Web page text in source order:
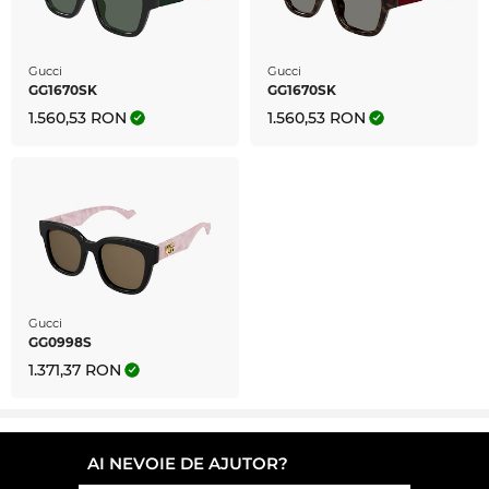
Gucci
GG1670SK
1.560,53 RON
Gucci
GG1670SK
1.560,53 RON
Gucci
GG0998S
1.371,37 RON
AI NEVOIE DE AJUTOR?